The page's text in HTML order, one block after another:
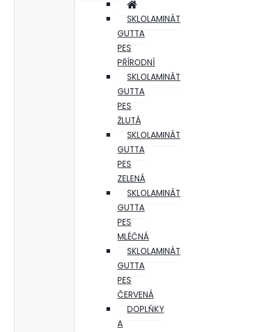
SKLOLAMINÁT
GUTTA
PES
PŘÍRODNÍ
SKLOLAMINÁT
GUTTA
PES
ŽLUTÁ
SKLOLAMINÁT
GUTTA
PES
ZELENÁ
SKLOLAMINÁT
GUTTA
PES
MLÉČNÁ
SKLOLAMINÁT
GUTTA
PES
ČERVENÁ
DOPLŇKY
A